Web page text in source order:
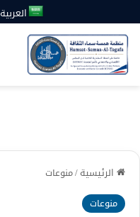
العربية
الرئيسية/منوعات
منوعات